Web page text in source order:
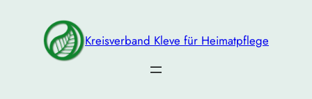
springen
Kreisverband Kleve für Heimatpflege